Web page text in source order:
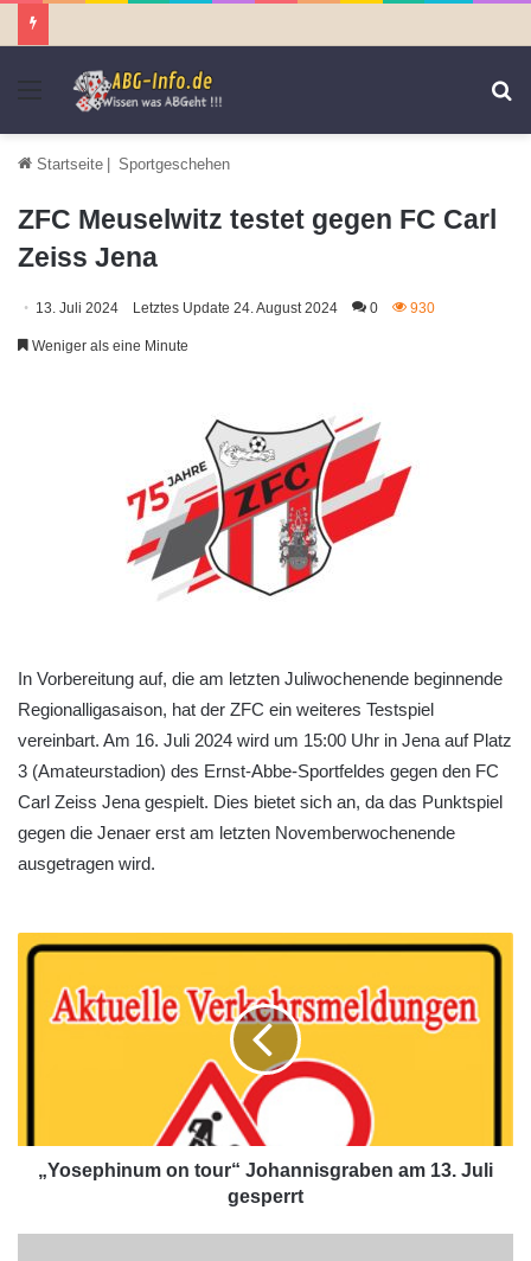
Menü
Startseite | Sportgeschehen
ZFC Meuselwitz testet gegen FC Carl
Zeiss Jena
13. Juli 2024 Letztes Update 24. August 2024 0 930
Weniger als eine Minute
In Vorbereitung auf, die am letzten Juliwochenende beginnende
Regionalligasaison, hat der ZFC ein weiteres Testspiel
vereinbart. Am 16. Juli 2024 wird um 15:00 Uhr in Jena auf Platz
3 (Amateurstadion) des Ernst-Abbe-Sportfeldes gegen den FC
Carl Zeiss Jena gespielt. Dies bietet sich an, da das Punktspiel
gegen die Jenaer erst am letzten Novemberwochenende
ausgetragen wird.
„Yosephinum on tour“ Johannisgraben am 13. Juli
gesperrt